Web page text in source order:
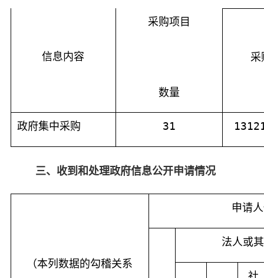
信息内容
采购项目
数量
采
政府集中采购 31
三、收到和处理政府信息公开申请情况
（本列数据的勾稽关系
申请
法人或